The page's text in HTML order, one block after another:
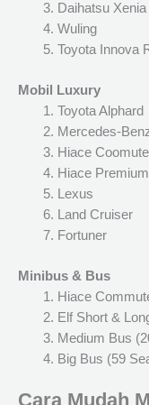
Daihatsu Xenia
Wuling
Toyota Innova
Mobil Luxury
Toyota Alphard
Mercedes-
Hiace
Hiace
Lexus
Land Cruiser
Fortuner
Minibus & Bus
Hiace
Elf Short &
Medium Bus
Big Bus (59
Cara Mudah